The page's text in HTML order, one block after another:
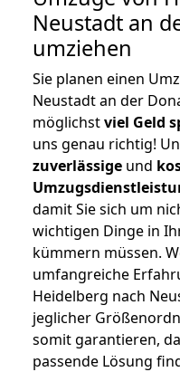
Neustadt an
umziehen
Sie planen einen
Neustadt an der
möglichstviel Geld
uns genau richtig!
zuverlässige und
damit Sie sich um
wichtigen Dinge in
kümmern müssen.
umfangreiche
Heidelberg nach
jeglicher
somit garantieren,
passende Lösung